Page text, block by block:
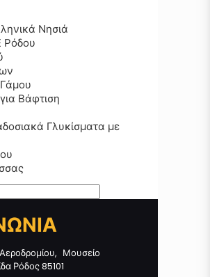
85g
στο καλάθι
Νησιά
Ρόδου
Βάφτιση
Γλυκίσματα με
Μουσείο
Ρόδος 85101